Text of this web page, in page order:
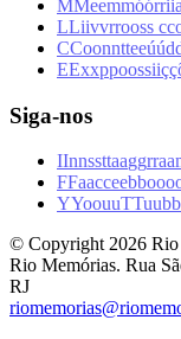
MMeemmóórriia
LLiivvrrooss cc
CCoonntteeúúd
EExxppoossiiçç
Siga-nos
IInnssttaaggrraa
FFaacceebbooo
YYoouuTTuubb
© Copyright 2026 Rio
Rio Memórias. Rua
RJ